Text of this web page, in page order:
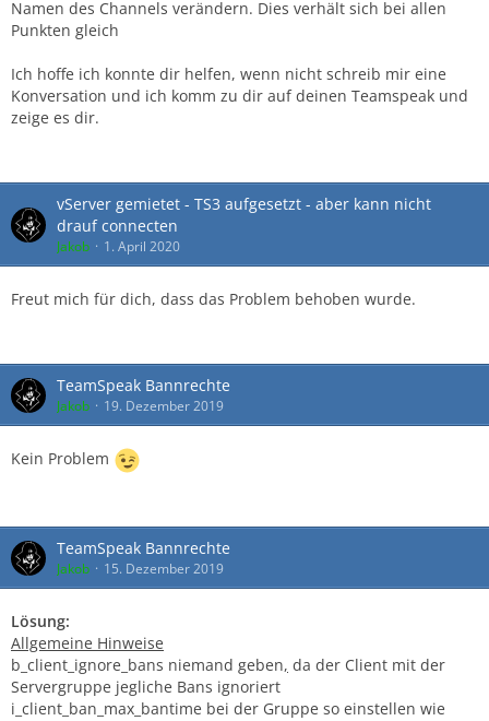
Namen des Channels verändern. Dies verhält sich bei allen
Punkten gleich
Ich hoffe ich konnte dir helfen, wenn nicht schreib mir eine
Konversation und ich komm zu dir auf deinen Teamspeak und
zeige es dir.
vServer gemietet - TS3 aufgesetzt - aber kann nicht
drauf connecten
Jakob 1. April 2020
Freut mich für dich, dass das Problem behoben wurde.
TeamSpeak Bannrechte
Jakob 19. Dezember 2019
Kein Problem
TeamSpeak Bannrechte
Jakob 15. Dezember 2019
Lösung:
Allgemeine Hinweise
b_client_ignore_bans niemand geben, da der Client mit der
Servergruppe jegliche Bans ignoriert
i_client_ban_max_bantime bei der Gruppe so einstellen wie